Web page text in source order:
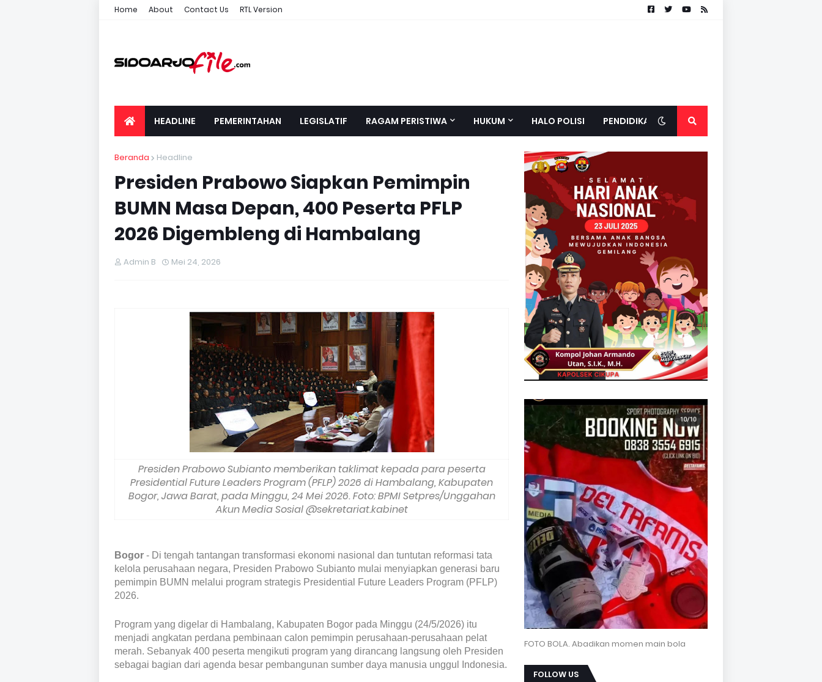
Home About Contact Us RTL Version
HEADLINE PEMERINTAHAN LEGISLATIF RAGAM PERISTIWA HUKUM HALO POLISI PENDIDIKAN
Beranda Headline
Presiden Prabowo Siapkan Pemimpin
BUMN Masa Depan, 400 Peserta PFLP
2026 Digembleng di Hambalang
Admin B Mei 24, 2026
Presiden Prabowo Subianto memberikan taklimat kepada para peserta
Presidential Future Leaders Program (PFLP) 2026 di Hambalang, Kabupaten
Bogor, Jawa Barat, pada Minggu, 24 Mei 2026. Foto: BPMI Setpres/Unggahan
Akun Media Sosial @sekretariat.kabinet
Bogor - Di tengah tantangan transformasi ekonomi nasional dan tuntutan reformasi tata
kelola perusahaan negara, Presiden Prabowo Subianto mulai menyiapkan generasi baru
pemimpin BUMN melalui program strategis Presidential Future Leaders Program (PFLP)
2026.
Program yang digelar di Hambalang, Kabupaten Bogor pada Minggu (24/5/2026) itu
menjadi angkatan perdana pembinaan calon pemimpin perusahaan-perusahaan pelat
merah. Sebanyak 400 peserta mengikuti program yang dirancang langsung oleh Presiden
sebagai bagian dari agenda besar pembangunan sumber daya manusia unggul Indonesia.
FOTO BOLA. Abadikan momen main bola
FOLLOW US